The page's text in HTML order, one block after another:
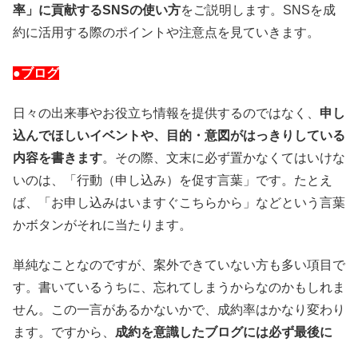
率」に貢献するSNSの使い方をご説明します。SNSを成
約に活用する際のポイントや注意点を見ていきます。
●ブログ
日々の出来事やお役立ち情報を提供するのではなく、 申し
込んでほしいイベントや、目的・意図がはっきりしている
内容を書きます。その際、文末に必ず置かなくてはいけな
いのは、「行動（申し込み）を促す言葉」です。たとえ
ば、「お申し込みはいますぐこちらから」などという言葉
かボタンがそれに当たります。
単純なことなのですが、案外できていない方も多い項目で
す。書いているうちに、忘れてしまうからなのかもしれま
せん。この一言があるかないかで、成約率はかなり変わり
ます。ですから、 成約を意識したブログには必ず最後に